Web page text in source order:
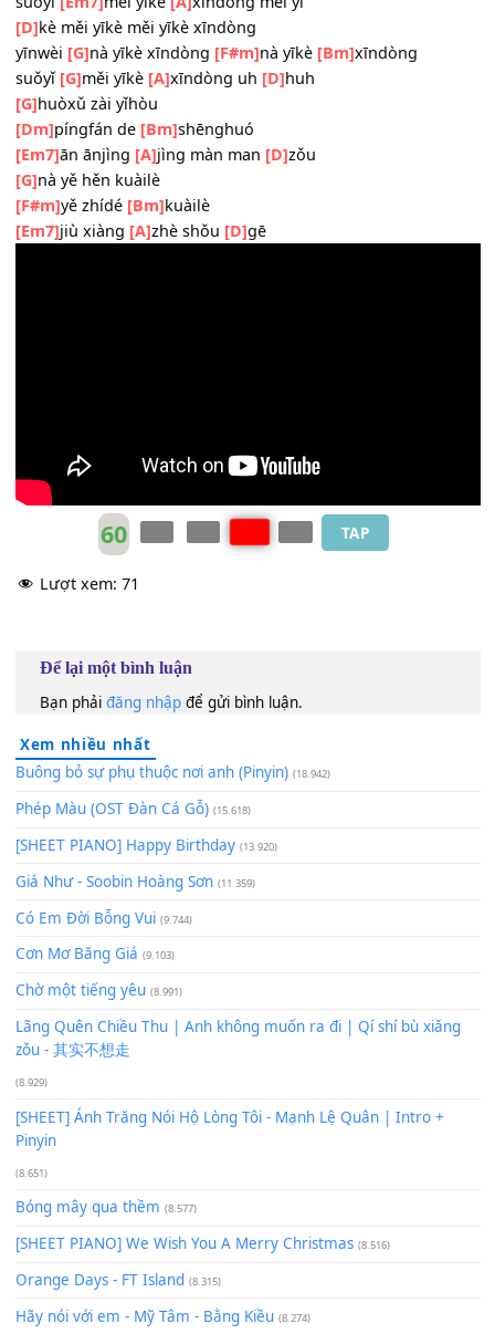
[G]nà yīkè xīndòng
[D]wǒmen de xīndòng
[Em7]bǐcǐ xuǎn [A7]zhái bu fàng[D] shǒu
[G]měi yīkè xīndòng
[Bm]měi yīcì xīndòng
[Em7]chíxù hěn[A7] jiǔ hěn[D]jiǔ
(qíshí ài[G] zhe)
yīnwèi[G]nà yīkè xīndòng
suǒyǐ[Em7]měi yīkè[A]xīndòng měi yī
yě zhídé [Bm]kuàilè
[Em7]
60
Lượt xem: 71
Để lại một bình luận
Bạn phảiđăng nhậpđể gửi bình luận.
Xem nhiều nhất
Phép Màu (OST Đàn Cá Gỗ)
[SHEET PIANO] Happy Birthday
Giá Như - Soobin Hoàng Sơn
Có Em Đời Bỗng Vui
Cơn Mơ Băng Giá